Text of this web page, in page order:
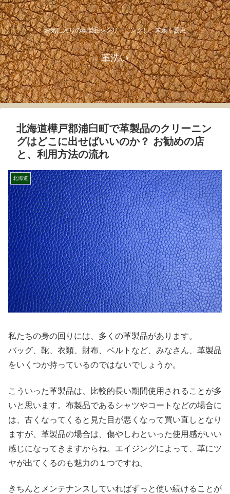
お気に入りの革製品をクリーニングし、末永く愛用
革洗い
北海道樺戸郡浦臼町で革製品のクリーニン
グはどこに出せばいいのか？ お勧めの店
と、利用方法の流れ
北海道
私たちの身の回りには、多くの革製品があります。
バッグ、靴、衣類、財布、ベルトなど、みなさん、革製品
をいくつか持っているのではないでしょうか。
こういった革製品は、比較的長い期間使用されることが多
いと思います。布製品であるシャツやコートなどの場合に
は、古くなってくると見た目が悪くなって買い直しとなり
ますが、革製品の場合は、傷やしわといった使用感がいい
感じになってきますからね。エイジングによって、革にツ
ヤが出てくるのも魅力の１つですね。
きちんとメンテナンスしていればずっと使い続けることが